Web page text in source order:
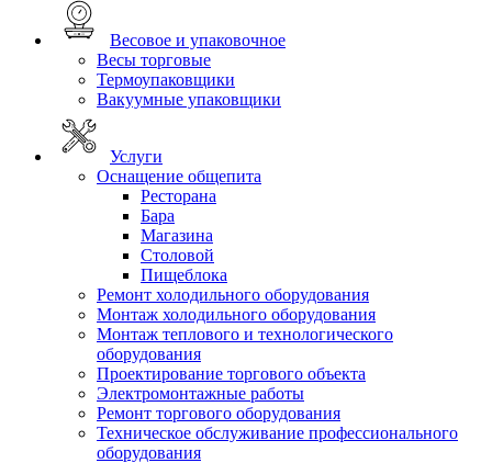
Весовое и упаковочное
Весы торговые
Термоупаковщики
Вакуумные упаковщики
Услуги
Оснащение общепита
Ресторана
Бара
Магазина
Столовой
Пищеблока
Ремонт холодильного оборудования
Монтаж холодильного оборудования
Монтаж теплового и технологического
оборудования
Проектирование торгового объекта
Электромонтажные работы
Ремонт торгового оборудования
Техническое обслуживание профессионального
оборудования